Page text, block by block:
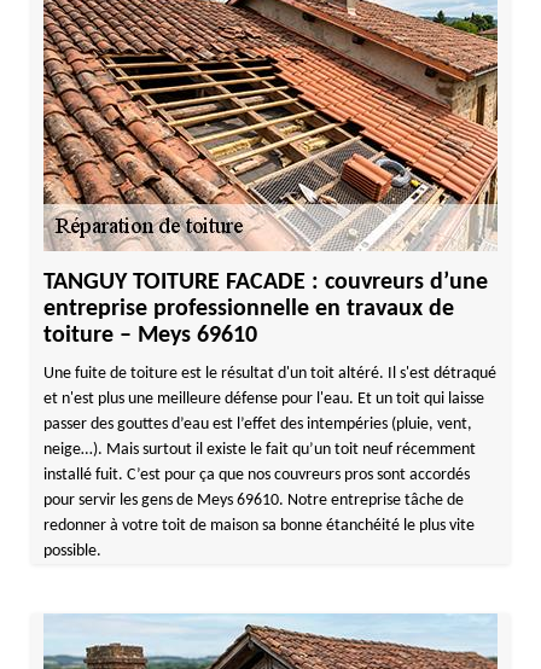
TANGUY TOITURE FACADE : couvreurs d’une
entreprise professionnelle en travaux de
toiture – Meys 69610
Une fuite de toiture est le résultat d'un toit altéré. Il s'est détraqué
et n'est plus une meilleure défense pour l'eau. Et un toit qui laisse
passer des gouttes d’eau est l’effet des intempéries (pluie, vent,
neige…). Mais surtout il existe le fait qu’un toit neuf récemment
installé fuit. C’est pour ça que nos couvreurs pros sont accordés
pour servir les gens de Meys 69610. Notre entreprise tâche de
redonner à votre toit de maison sa bonne étanchéité le plus vite
possible.